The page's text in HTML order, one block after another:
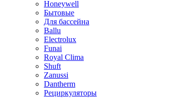
Honeywell
Бытовые
Для бассейна
Ballu
Electrolux
Funai
Royal Clima
Shuft
Zanussi
Dantherm
Рециркуляторы